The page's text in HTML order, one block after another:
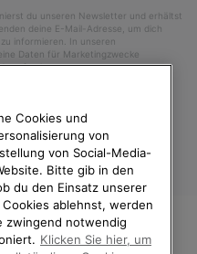
du unseren Newsletter und erhältst
deine E-Mail-Adresse, um dich
informieren. In unseren
Daten für Marketingzwecke
kannst.
Cookies und
von
von Social-Media-
Bitte gib in den
du den Einsatz unserer
ablehnst, werden
zwingend notwendig
Klicken Sie hier, um